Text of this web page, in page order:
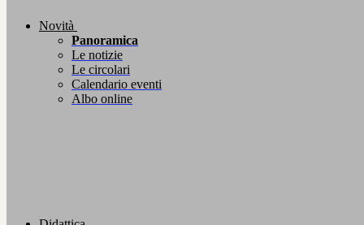
Novità
Panoramica
Le notizie
Le circolari
Calendario eventi
Albo online